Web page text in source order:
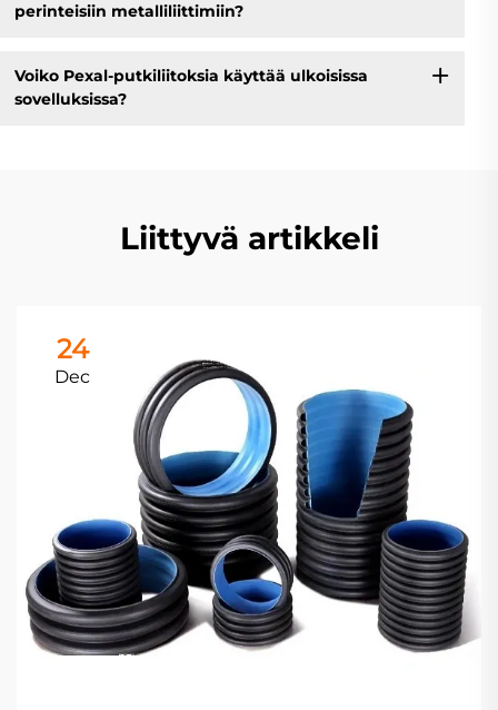
perinteisiin metalliliittimiin?
Voiko Pexal-putkiliitoksia käyttää ulkoisissa
sovelluksissa?
Liittyvä artikkeli
24
Dec